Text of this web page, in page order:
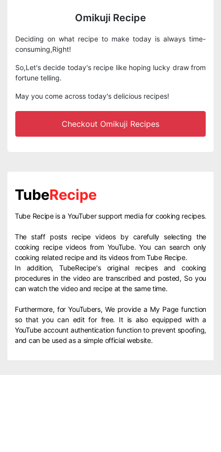
Omikuji Recipe
Deciding on what recipe to make today is always time-
consuming,Right!
So,Let's decide today's recipe like hoping lucky draw from
fortune telling.
May you come across today's delicious recipes!
Checkout Omikuji Recipes
TubeRecipe
Tube Recipe is a YouTuber support media for cooking recipes.
The staff posts recipe videos by carefully selecting the
cooking recipe videos from YouTube. You can search only
cooking related recipe and its videos from Tube Recipe.
In addition, TubeRecipe's original recipes and cooking
procedures in the video are transcribed and posted, So you
can watch the video and recipe at the same time.
Furthermore, for YouTubers, We provide a My Page function
so that you can edit for free. It is also equipped with a
YouTube account authentication function to prevent spoofing,
and can be used as a simple official website.